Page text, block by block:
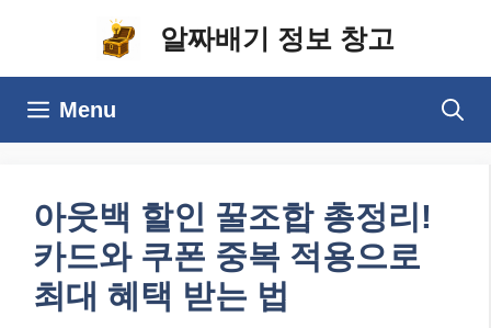
알짜배기 정보 창고
Menu
아웃백 할인 꿀조합 총정리!
카드와 쿠폰 중복 적용으로
최대 혜택 받는 법